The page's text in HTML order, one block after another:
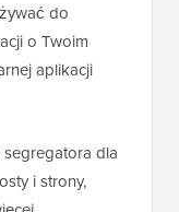
do
o Twoim
aplikacji
dla
i strony,